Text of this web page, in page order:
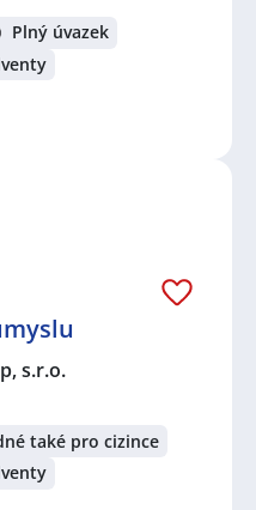
Plný úvazek
s.r.o.
také pro cizince